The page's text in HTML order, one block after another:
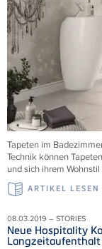
Tapeten im
Technik können
und sich ihrem
ARTIKEL LESEN
08.03.2019 – STORIES
Neue Hospitality
Langzeitaufenthalt